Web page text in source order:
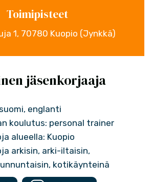
Toimipisteet
1, 70780 Kuopio (Jynkkä)
jäsenkorjaaja
englanti
koulutus: personal trainer
alueella: Kuopio
arkisin, arki-iltaisin,
kotikäynteinä